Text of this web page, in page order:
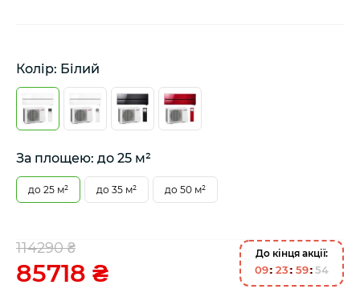
Колір: Білий
За площею: до 25 м²
до 25 м² до 35 м² до 50 м²
114290 ₴
85718 ₴
До кінця акції:
09 23 59 53